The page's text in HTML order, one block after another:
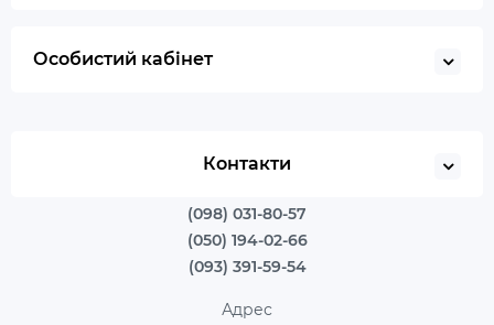
Особистий кабінет
Контакти
(098) 031-80-57
(050) 194-02-66
(093) 391-59-54
Адрес